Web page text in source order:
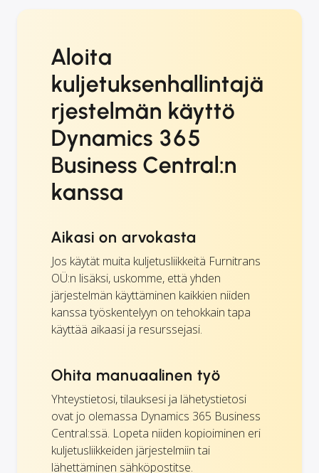
Aloita
kuljetuksenhallintajä
rjestelmän käyttö
Dynamics 365
Business Central:n
kanssa
Aikasi on arvokasta
Jos käytät muita kuljetusliikkeitä Furnitrans
OÜ:n lisäksi, uskomme, että yhden
järjestelmän käyttäminen kaikkien niiden
kanssa työskentelyyn on tehokkain tapa
käyttää aikaasi ja resurssejasi.
Ohita manuaalinen työ
Yhteystietosi, tilauksesi ja lähetystietosi
ovat jo olemassa Dynamics 365 Business
Central:ssä. Lopeta niiden kopioiminen eri
kuljetusliikkeiden järjestelmiin tai
lähettäminen sähköpostitse.